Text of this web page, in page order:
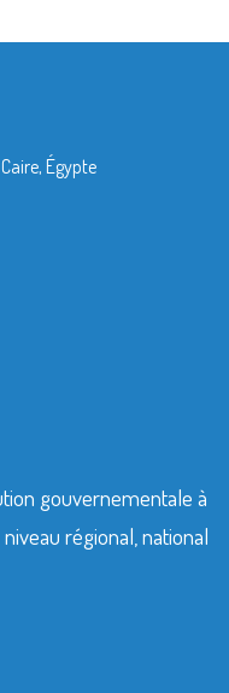
Égypte
gouvernementale à
régional, national